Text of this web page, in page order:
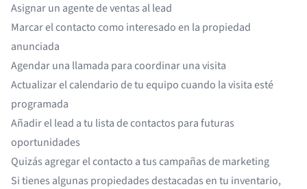
Asignar un agente de ventas al lead
Marcar el contacto como interesado en la propiedad
anunciada
Agendar una llamada para coordinar una visita
Actualizar el calendario de tu equipo cuando la visita esté
programada
Añadir el lead a tu lista de contactos para futuras
oportunidades
Quizás agregar el contacto a tus campañas de marketing
Si tienes algunas propiedades destacadas en tu inventario,